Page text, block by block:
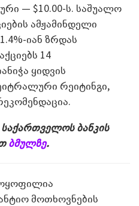
— $10.00-ს. საშუალო
ამჟამინდელი
იან ზრდას
14
ყიდვის
რეიტინგი,
საქართველოს ბანკის
ბმულზე.
მოთხოვნების